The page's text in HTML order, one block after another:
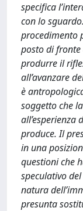
specifica
con lo
procedimento
posto di
produrre il
all’avanzare
è
soggetto che
all’esperienza
produce. Il
in una
questioni che
speculativo
natura
presunta